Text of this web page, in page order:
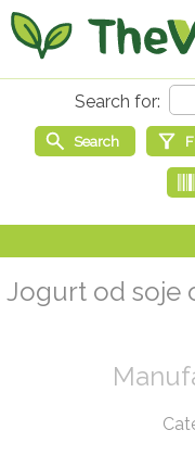
Jogurt od soje